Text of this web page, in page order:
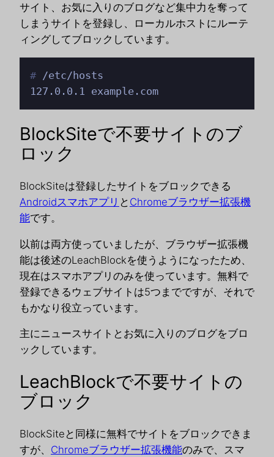
サイト、お気に入りのブログなど集中力を奪って
しまうサイトを登録し、ローカルホストにルーテ
ィングしてブロックしています。
# /etc/hosts
127.0.0.1 example.com
BlockSiteで不要サイトのブ
ロック
BlockSiteは登録したサイトをブロックできる
Androidスマホアプリ と Chromeブラウザー拡張機
能です。
以前は両方使っていましたが、ブラウザー拡張機
能は後述のLeachBlockを使うようになったため、
現在はスマホアプリのみを使っています。無料で
登録できるウェブサイトは5つまでですが、それで
もかなり役立っています。
主にニュースサイトとお気に入りのブログをブロ
ックしています。
LeachBlockで不要サイトの
ブロック
BlockSiteと同様に無料でサイトをブロックできま
すが、 Chromeブラウザー拡張機能のみで、スマ